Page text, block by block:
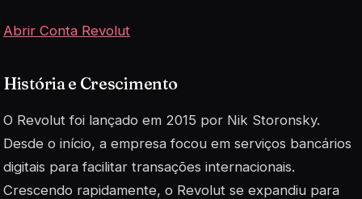
Abrir Conta Revolut
História e Crescimento
O Revolut foi lançado em 2015 por Nik Storonsky.
Desde o início, a empresa focou em serviços bancários
digitais para facilitar transações internacionais.
Crescendo rapidamente, o Revolut se expandiu para